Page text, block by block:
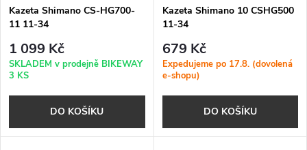
Kazeta Shimano CS-HG700-
11 11-34
1 099 Kč
SKLADEM v prodejně BIKEWAY
3 KS
DO KOŠÍKU
Kazeta Shimano 10 CSHG500
11-34
679 Kč
Expedujeme po 17.8. (dovolená
e-shopu)
DO KOŠÍKU